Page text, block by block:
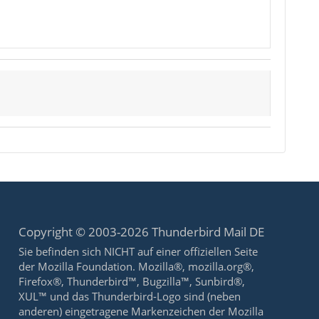
Copyright © 2003-2026 Thunderbird Mail DE
Sie befinden sich NICHT auf einer offiziellen Seite
der Mozilla Foundation. Mozilla®, mozilla.org®,
Firefox®, Thunderbird™, Bugzilla™, Sunbird®,
XUL™ und das Thunderbird-Logo sind (neben
anderen) eingetragene Markenzeichen der Mozilla